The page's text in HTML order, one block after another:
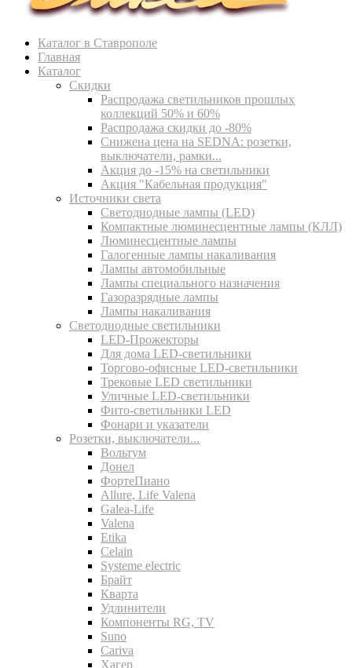
Каталог в Ставрополе
Главная
Каталог
Скидки
Распродажа светильников прошлых
коллекций 50% и 60%
Распродажа скидки до -80%
Cнижена цена на SEDNA: розетки,
выключатели, рамки...
Акция до -15% на светильники
Акция "Кабельная продукция"
Источники света
Светодиодные лампы (LED)
Компактные люминесцентные лампы (КЛЛ)
Люминесцентные лампы
Галогенные лампы накаливания
Лампы автомобильные
Лампы специального назначения
Газоразрядные лампы
Лампы накаливания
Светодиодные светильники
LED-Прожекторы
Для дома LED-светильники
Торгово-офисные LED-светильники
Трековые LED светильники
Уличные LED-светильники
Фито-светильники LED
Фонари и указатели
Розетки, выключатели...
Вольтум
Донел
ФортеПиано
Allure, Life Valena
Galea-Life
Valena
Etika
Celain
Systeme electric
Брайт
Кварта
Удлинители
Компоненты RG, TV
Suno
Cariva
Хагер